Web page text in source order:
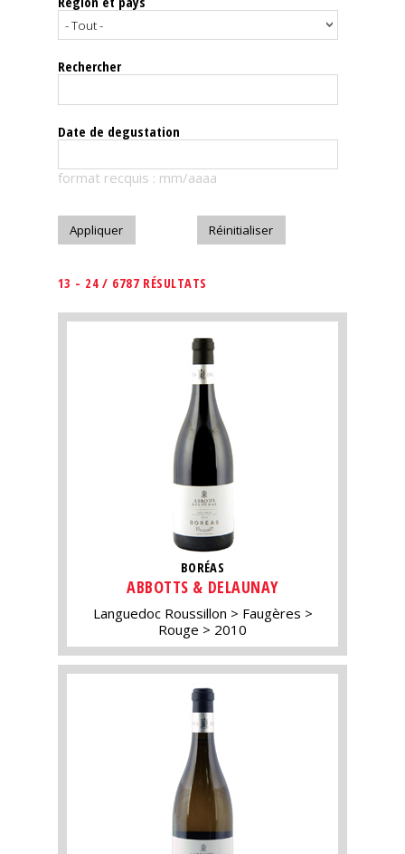
Le
magazine
Télécharger
Rechercher
Date de degustation
format recquis : mm/aaaa
13 - 24 / 6787 RÉSULTATS
BORÉAS
ABBOTTS & DELAUNAY
Languedoc Roussillon
Faugères
Rouge
2010